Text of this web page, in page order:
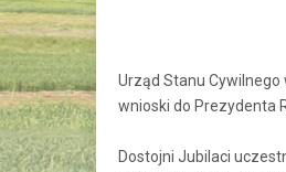
Urząd Stanu Cywilnego
wnioski do Prezydenta
Dostojni Jubilaci